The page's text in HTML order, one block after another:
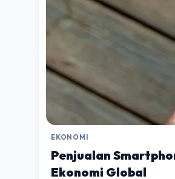
EKONOMI
Penjualan
Ekonomi Global